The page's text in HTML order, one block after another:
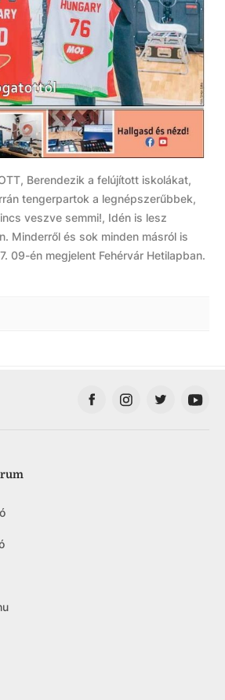
Berendezik a felújított iskolákat,
tengerpartok a legnépszerűbbek,
veszve semmi!, Idén is lesz
Minderről és sok minden másról is
09-én megjelent Fehérvár Hetilapban.